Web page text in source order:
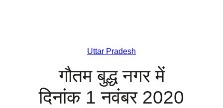
Uttar Pradesh
गौतम बुद्ध नगर में
दिनांक 1 नवंबर 2020